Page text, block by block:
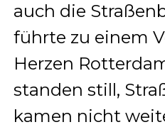
auch die
führte zu einem
Herzen
standen still,
kamen nicht